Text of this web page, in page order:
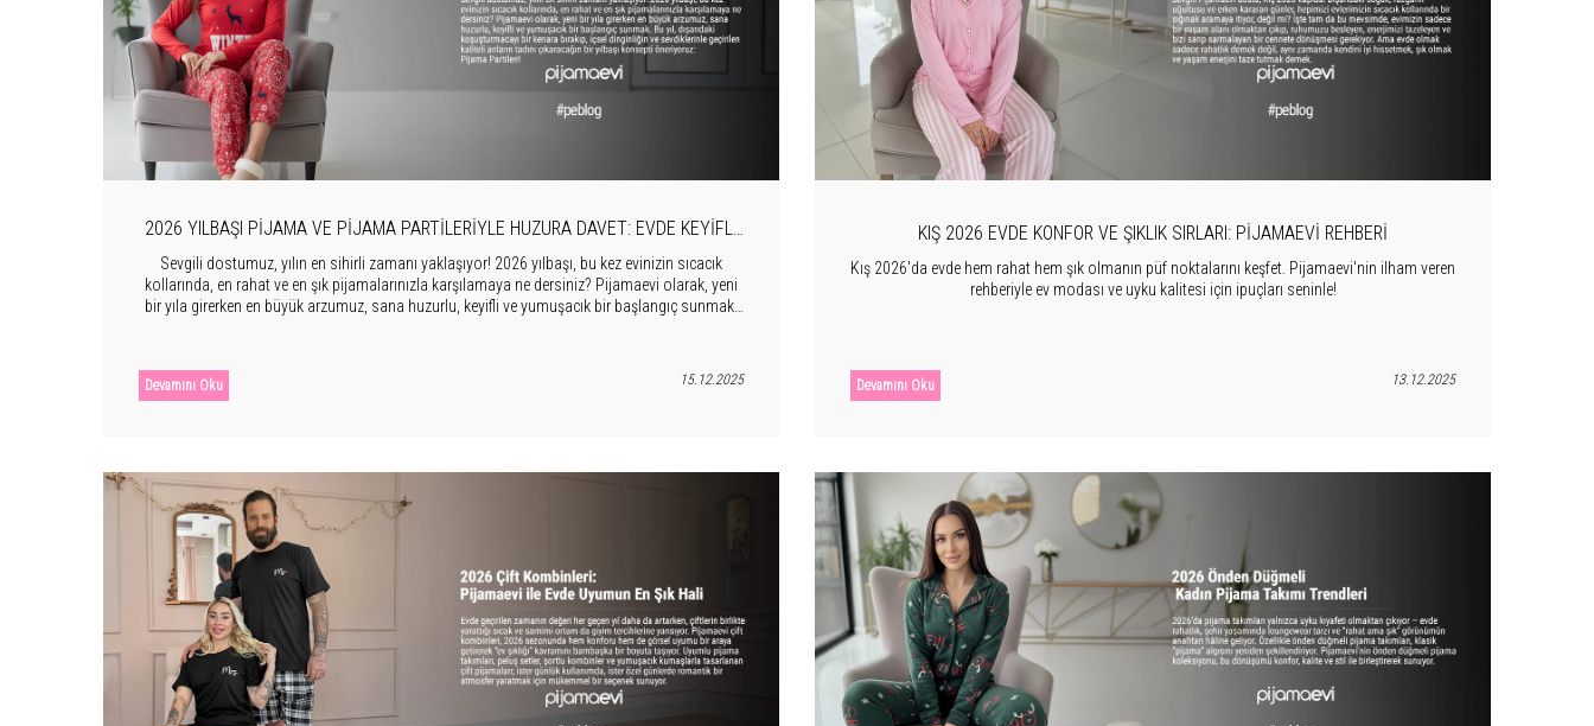
2026 YILBAŞI PIJAMA VE PIJAMA PARTILERIYLE HUZURA DAVET: EVDE KEYIFLI
BIR KUTLAMA
Sevgili dostumuz, yılın en sihirli zamanı yaklaşıyor! 2026 yılbaşı, bu kez evinizin sıcacık
kollarında, en rahat ve en şık pijamalarınızla karşılamaya ne dersiniz? Pijamaevi olarak, yeni
bir yıla girerken en büyük arzumuz, sana huzurlu, keyifli ve yumuşacık bir başlangıç sunmak.
Devamını Oku 15.12.2025
KIŞ 2026 EVDE KONFOR VE ŞIKLIK SIRLARI: PIJAMAEVI REHBERI
Kış 2026'da evde hem rahat hem şık olmanın püf noktalarını keşfet. Pijamaevi'nin ilham veren
rehberiyle ev modası ve uyku kalitesi için ipuçları seninle!
Devamını Oku 13.12.2025